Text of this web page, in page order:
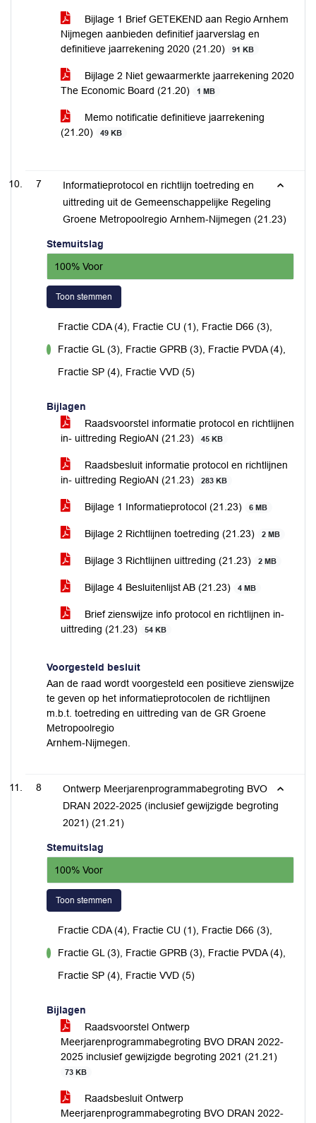
Bijlage 1 Brief GETEKEND aan Regio Arnhem
Nijmegen aanbieden definitief jaarverslag en
definitieve jaarrekening 2020 (21.20)
91 KB
Bijlage 2 Niet gewaarmerkte jaarrekening 2020
The Economic Board (21.20)
1 MB
Memo notificatie definitieve jaarrekening
(21.20)
49 KB
7
Informatieprotocol en richtlijn toetreding en
uittreding uit de Gemeenschappelijke Regeling
Groene Metropoolregio Arnhem-Nijmegen (21.23)
Stemuitslag
100% Voor
Toon stemmen
Fractie CDA (4), Fractie CU (1), Fractie D66 (3),
Fractie GL (3), Fractie GPRB (3), Fractie PVDA (4),
Fractie SP (4), Fractie VVD (5)
Bijlagen
Raadsvoorstel informatie protocol en richtlijnen
in- uittreding RegioAN (21.23)
45 KB
Raadsbesluit informatie protocol en richtlijnen
in- uittreding RegioAN (21.23)
283 KB
Bijlage 1 Informatieprotocol (21.23) 6 MB
Bijlage 2 Richtlijnen toetreding (21.23) 2 MB
Bijlage 3 Richtlijnen uittreding (21.23) 2 MB
Bijlage 4 Besluitenlijst AB (21.23) 4 MB
Brief zienswijze info protocol en richtlijnen in-
uittreding (21.23)
54 KB
Voorgesteld besluit
Aan de raad wordt voorgesteld een positieve zienswijze
te geven op het informatieprotocolen de richtlijnen
m.b.t. toetreding en uittreding van de GR Groene
Metropoolregio
Arnhem-Nijmegen.
8
Ontwerp Meerjarenprogrammabegroting BVO
DRAN 2022-2025 (inclusief gewijzigde begroting
2021) (21.21)
Stemuitslag
100% Voor
Toon stemmen
Fractie CDA (4), Fractie CU (1), Fractie D66 (3),
Fractie GL (3), Fractie GPRB (3), Fractie PVDA (4),
Fractie SP (4), Fractie VVD (5)
Bijlagen
Raadsvoorstel Ontwerp
Meerjarenprogrammabegroting BVO DRAN 2022-
2025 inclusief gewijzigde begroting 2021 (21.21)
73 KB
Raadsbesluit Ontwerp
Meerjarenprogrammabegroting BVO DRAN 2022-